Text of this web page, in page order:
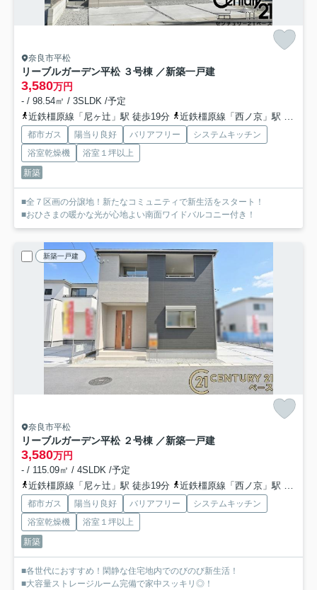
奈良市平松
リーブルガーデン平松 ３号棟 ／新築一戸建
3,580万円
- / 98.54㎡ / 3SLDK /予定
近鉄橿原線「尼ヶ辻」駅 徒歩19分
近鉄橿原線「西ノ京」駅 徒歩18分
都市ガス 陽当り良好 バリアフリー
システムキッチン
浴室乾燥機
浴室１坪以上
新築
■全７区画の分譲地！新たなコミュニティで新生活をスタート！
■おひさまの暖かな光が心地よい南面ワイドバルコニー付き！
新築一戸建
奈良市平松
リーブルガーデン平松 ２号棟 ／新築一戸建
3,580万円
- / 115.09㎡ / 4SLDK /予定
近鉄橿原線「尼ヶ辻」駅 徒歩19分
近鉄橿原線「西ノ京」駅 徒歩18分
都市ガス 陽当り良好 バリアフリー
システムキッチン
浴室乾燥機
浴室１坪以上
新築
■各世代におすすめ！閑静な住宅地内でのびのび新生活！
■大容量ストレージルーム完備で家中スッキリ◎！